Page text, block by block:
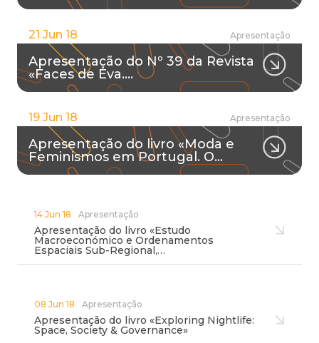
21 Jun 18 Apresentação
Apresentação do Nº 39 da Revista
«Faces de Eva.…
19 Jun 18 Apresentação
Apresentação do livro «Moda e
Feminismos em Portugal. O…
14 Jun 18 Apresentação
Apresentação do livro «Estudo
Macroeconómico e Ordenamentos
Espaciais Sub-Regional,…
08 Jun 18 Apresentação
Apresentação do livro «Exploring Nightlife:
Space, Society & Governance»